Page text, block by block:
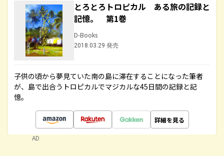
とろとろトロピカル ある旅の記録と
記憶。 第1巻
D-Books
2018.03.29 発売
子供の頃から夢見ていた南の島に滞在することになった筆者
が、島で出合うトロピカルでマジカルな45日間の記録と記
憶。
詳細を見る
AD